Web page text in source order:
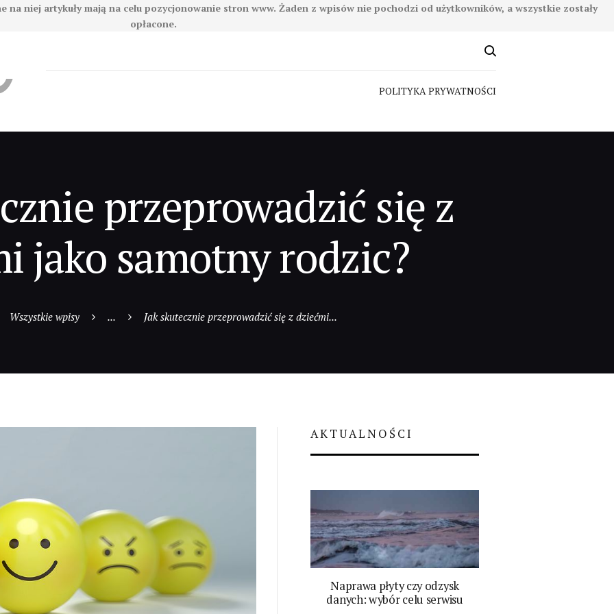
na niej artykuły mają na celu pozycjonowanie stron www. Żaden z wpisów nie pochodzi od użytkowników, a wszystkie zostały
opłacone.
POLITYKA PRYWATNOŚCI
przeprowadzić się z
jako samotny rodzic?
Wszystkie wpisy ... Jak skutecznie przeprowadzić się z dziećmi...
AKTUALNOŚCI
Naprawa płyty czy odzysk
danych: wybór celu serwisu